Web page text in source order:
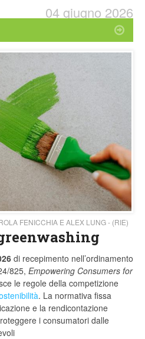
04 giugno 2026
FENICCHIA E ALEX LUNG - (RIE)
di recepimento nell’ordinamento
825, Empowering Consumers for
le regole della competizione
. La normativa fissa
e la rendicontazione
i consumatori dalle